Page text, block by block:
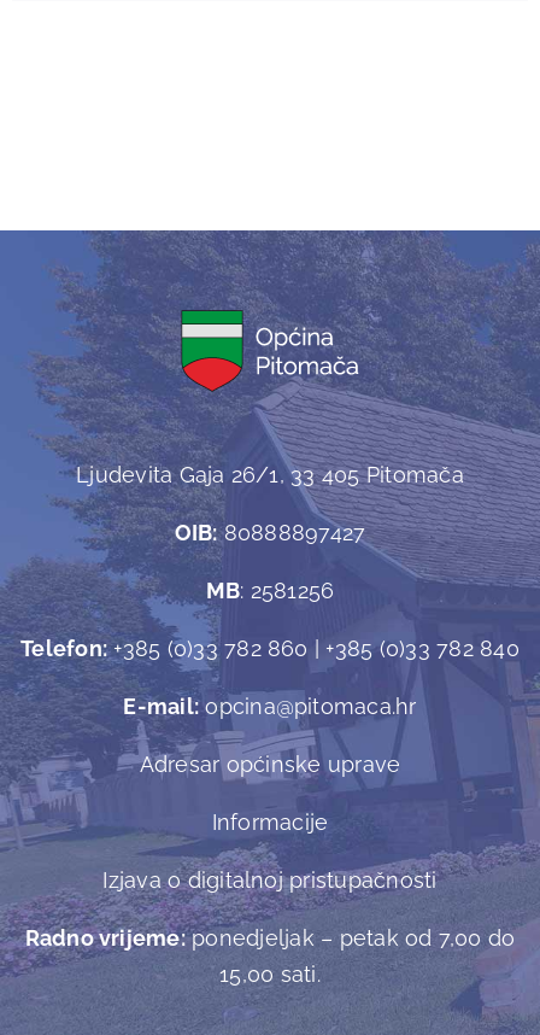
Ljudevita Gaja 26/1, 33 405 Pitomača
OIB:80888897427
MB: 2581256
Telefon:+385 (0)33 782 860 | +385 (0)33 782 840
E-mail:opcina@pitomaca.hr
Adresar općinske uprave
Informacije
Izjava o digitalnoj pristupačnosti
Radno vrijeme:ponedjeljak – petak od 7,00 do
15,00 sati.